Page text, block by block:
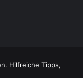
Hilfreiche Tipps,